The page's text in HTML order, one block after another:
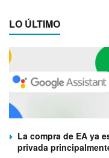
LO ÚLTIMO
La compra de EA ya
privada